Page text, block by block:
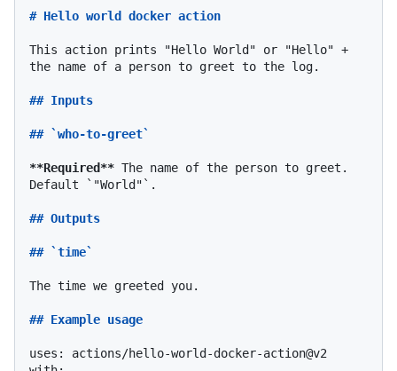
# Hello world docker action
This action prints "Hello World" or "Hello" +
the name of a person to greet to the log.
## Inputs
## `who-to-greet`
**Required** The name of the person to greet.
Default
`"World"` .
## Outputs
## `time`
The time we greeted you.
## Example usage
uses: actions/hello-world-docker-action@v2